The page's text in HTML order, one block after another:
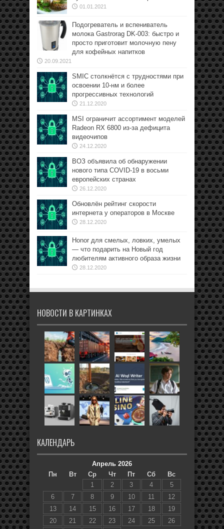
01.01.2021
Подогреватель и вспениватель
молока Gastrorag DK-003: быстро и
просто приготовит молочную пену
для кофейных напитков
20.09.2021
SMIC столкнётся с трудностями при
освоении 10-нм и более
прогрессивных технологий
21.12.2020
MSI ограничит ассортимент моделей
Radeon RX 6800 из-за дефицита
видеочипов
24.12.2020
ВОЗ объявила об обнаружении
нового типа COVID-19 в восьми
европейских странах
26.12.2020
Обновлён рейтинг скорости
интернета у операторов в Москве
28.12.2020
Honor для смелых, ловких, умелых
— что подарить на Новый год
любителям активного образа жизни
28.12.2020
НОВОСТИ В КАРТИНКАХ
КАЛЕНДАРЬ
Апрель 2026
Пн
Вт Ср Чт Пт Сб
Вс
1
2 3 4
5
6
7 8 9 10 11
12
13
14 15 16 17 18
19
20
21 22 23 24 25
26